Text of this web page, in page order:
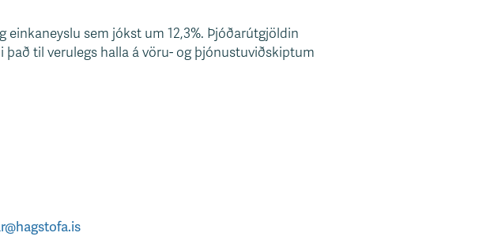
sem jókst um 12,3%. Þjóðarútgjöldin
til verulegs halla á vöru- og þjónustuviðskiptum